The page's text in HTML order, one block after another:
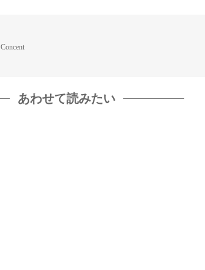
Concent
あわせて読みたい